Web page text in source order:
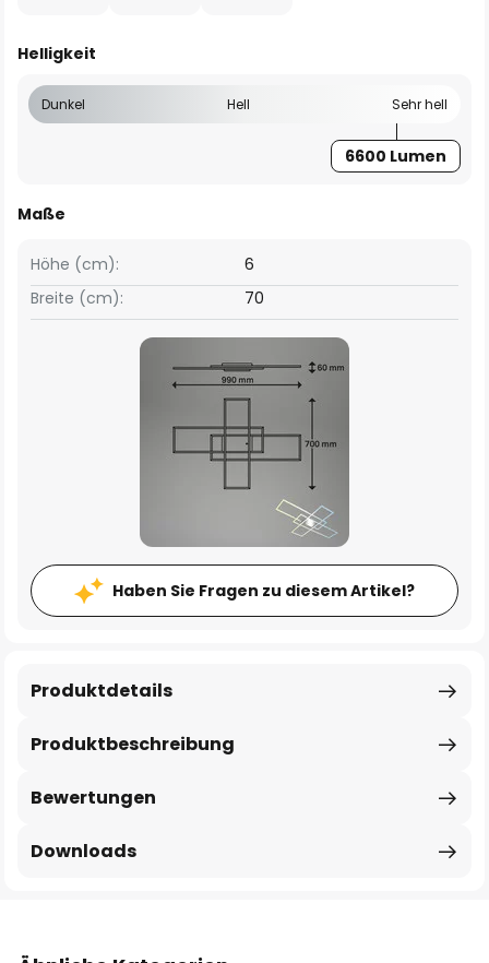
Helligkeit
Dunkel Hell Sehr hell
6600 Lumen
Maße
Breite (cm): 70
Höhe (cm): 6
Haben Sie Fragen zu diesem Artikel?
Produktbeschreibung
Produktdetails
Bewertungen
Downloads